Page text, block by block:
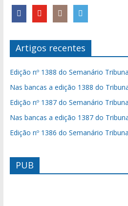
Artigos recentes
Edição nº 1388 do Semanário
Nas bancas a edição 1388 do
Edição nº 1387 do Semanário
Nas bancas a edição 1387 do
Edição nº 1386 do Semanário
PUB